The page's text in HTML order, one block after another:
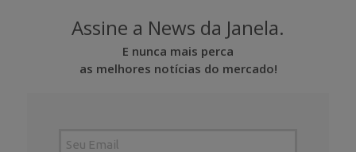
Assine a News da Janela.
E nunca mais perca
as melhores notícias do mercado!